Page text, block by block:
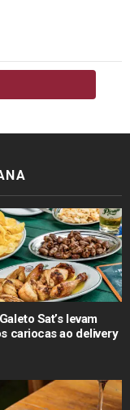
Sat’s levam
cariocas ao delivery